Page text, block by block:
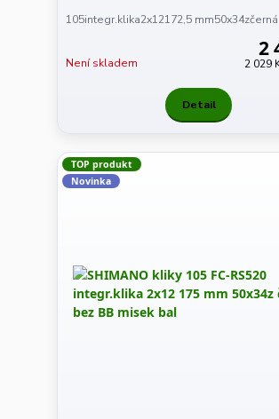
105integr.klika2x12172,5 mm50x34zčerná
2
2 029
Není skladem
Detail
TOP produkt
Novinka